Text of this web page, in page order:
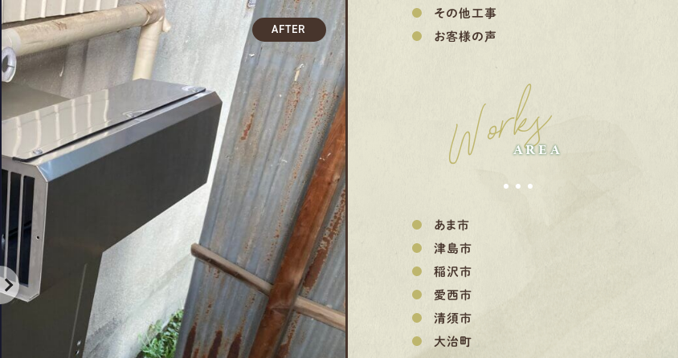
その他工事
お客様の声
Works
AREA
あま市
津島市
稲沢市
愛西市
清須市
大治町